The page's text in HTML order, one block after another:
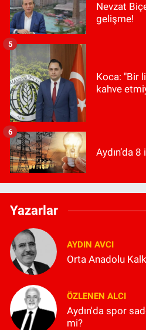
Nevzat
gelişme!
Koca: "Bir
kahve
5
Aydın’da
6
Yazarlar
AYDIN AVCI
Orta Anadolu
ÖZLENEN ALCI
Aydın'da spor
mi?